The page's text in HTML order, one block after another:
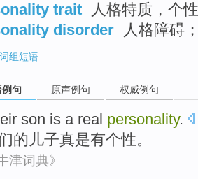
trait
人格特质，个
disorder
人格障碍
词组短语
句 原声例句 权威例句
son is a real personality.
的 儿子真是有个性。
津词典》